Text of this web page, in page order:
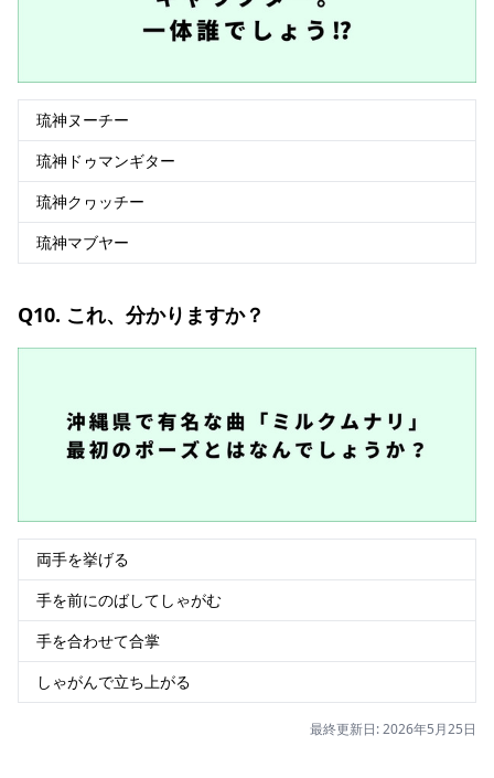
琉神ヌーチー
琉神ドゥマンギター
琉神クヮッチー
琉神マブヤー
Q10. これ、分かりますか？
両手を挙げる
手を前にのばしてしゃがむ
手を合わせて合掌
しゃがんで立ち上がる
最終更新日: 2026年5月25日